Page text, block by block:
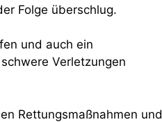
Folge überschlug.
und auch ein
Verletzungen
Rettungsmaßnahmen und